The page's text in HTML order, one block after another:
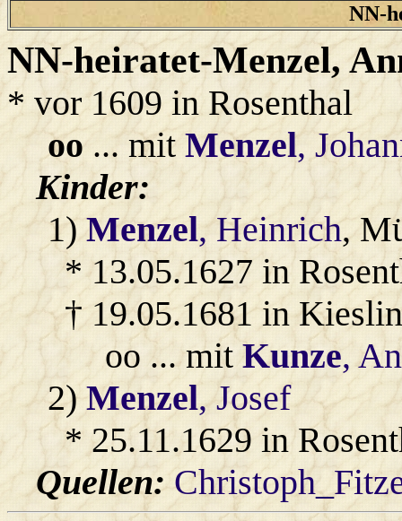
NN-
NN-heiratet-Menzel,
* vor 1609 in Rosenthal
oo... mitMenzel,
Kinder:
1)Menzel, Heinrich,
* 13.05.1627 in
† 19.05.1681 in
oo ... mitKunze,
2)Menzel, Josef
* 25.11.1629 in
Quellen: